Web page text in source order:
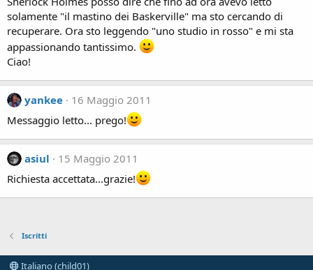
solamente "il mastino dei Baskerville" ma sto cercando di
recuperare. Ora sto leggendo "uno studio in rosso" e mi sta
appassionando tantissimo.
Ciao!
yankee
16 Maggio 2011
Messaggio letto... prego!
asiul
15 Maggio 2011
Richiesta accettata...grazie!
Iscritti
Italiano (child01)